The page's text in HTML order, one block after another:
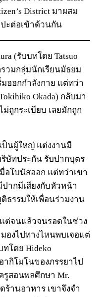
District มาผสม
ะต่อเข้าด้วนกัน
(รับบทโดย Tatsuo
วมกลุ่มนักเรียนมัธยม
ออกกำลังกาย แต่ทว่า
Okada) กลับมา
ถูกระเบียบ เลยมักถูก
ป็นผู้ใหญ่ แต่งงานมี
ษัทประกัน รับปากบุตร
อโบนัสออก แต่ทว่าเขา
ากมีเสียงกับหัวหน้า
ธรรมให้เพื่อนร่วมงาน
ต่จนแล้วจนรอดในช่วง
มองไปทางไหนพบเจอแต่
โดย Hideko
ากิโมโนของภรรยาไป
รูสอนพลศึกษา Mr.
ร้านอาหาร เขาจึงจำ